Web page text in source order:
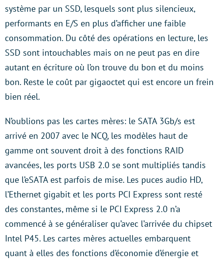
système par un SSD, lesquels sont plus silencieux,
performants en E/S en plus d’afficher une faible
consommation. Du côté des opérations en lecture, les
SSD sont intouchables mais on ne peut pas en dire
autant en écriture où l’on trouve du bon et du moins
bon. Reste le coût par gigaoctet qui est encore un frein
bien réel.
N’oublions pas les cartes mères: le SATA 3Gb/s est
arrivé en 2007 avec le NCQ, les modèles haut de
gamme ont souvent droit à des fonctions RAID
avancées, les ports USB 2.0 se sont multipliés tandis
que l’eSATA est parfois de mise. Les puces audio HD,
l’Ethernet gigabit et les ports PCI Express sont resté
des constantes, même si le PCI Express 2.0 n’a
commencé à se généraliser qu’avec l’arrivée du chipset
Intel P45. Les cartes mères actuelles embarquent
quant à elles des fonctions d’économie d’énergie et